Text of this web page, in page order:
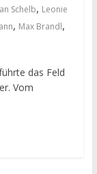
Schelb, Leonie
, Max Brandl,
das Feld
Vom